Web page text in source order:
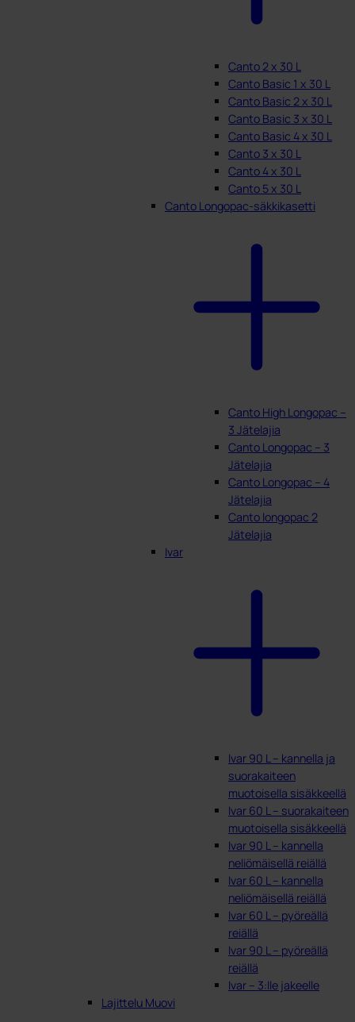
Canto 2 x 30 L
Canto Basic 1 x 30 L
Canto Basic 2 x 30 L
Canto Basic 3 x 30 L
Canto Basic 4 x 30 L
Canto 3 x 30 L
Canto 4 x 30 L
Canto 5 x 30 L
Canto Longopac-säkkikasetti
Canto High Longopac –
3 Jätelajia
Canto Longopac – 3
Jätelajia
Canto Longopac – 4
Jätelajia
Canto longopac 2
Jätelajia
Ivar
Ivar 90 L – kannella ja
suorakaiteen
muotoisella sisäkkeellä
Ivar 60 L – suorakaiteen
muotoisella sisäkkeellä
Ivar 90 L – kannella
neliömäisellä reiällä
Ivar 60 L – kannella
neliömäisellä reiällä
Ivar 60 L – pyöreällä
reiällä
Ivar 90 L – pyöreällä
reiällä
Ivar – 3:lle jakeelle
Lajittelu Muovi